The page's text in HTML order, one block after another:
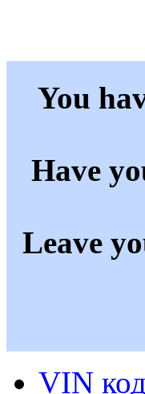
You
Have
Leave
VIN